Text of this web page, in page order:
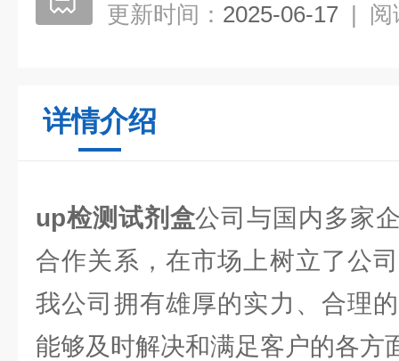
更新时间： 2025-06-17 | 阅
详情介绍
up检测试剂盒公司与国内多家
合作关系，在市场上树立了公
我公司拥有雄厚的实力、合理
能够及时解决和满足客户的各方